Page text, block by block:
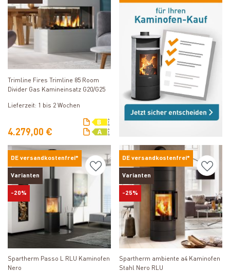
Produkt ansehen
Trimline Fires Trimline 85 Room
Divider Gas Kamineinsatz G20/G25
Lieferzeit: 1 bis 2 Wochen
4.279,00 €
DE versandkostenfrei*
Varianten
-20%
Produkt ansehen
Spartherm Passo L RLU Kaminofen
Nero
DE versandkostenfrei*
Varianten
-25%
Produkt ansehen
Spartherm ambiente a4 Kaminofen
Stahl Nero RLU